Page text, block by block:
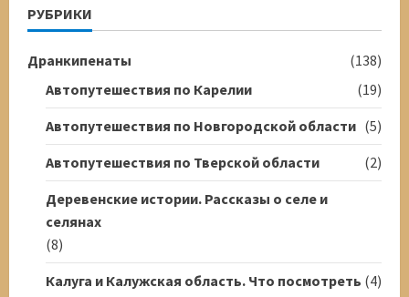
РУБРИКИ
Дранкипенаты
(138)
Автопутешествия по Карелии
(19)
Автопутешествия по Новгородской области (5)
Автопутешествия по Тверской области
(2)
Деревенские истории. Рассказы о селе и
селянах
(8)
Калуга и Калужская область. Что посмотреть (4)